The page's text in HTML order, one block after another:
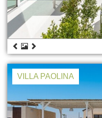
VILLA PAOLINA